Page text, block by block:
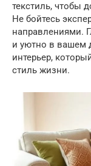
текстиль, чтобы
Не бойтесь
направлениями.
и уютно в вашем
интерьер,
стиль жизни.